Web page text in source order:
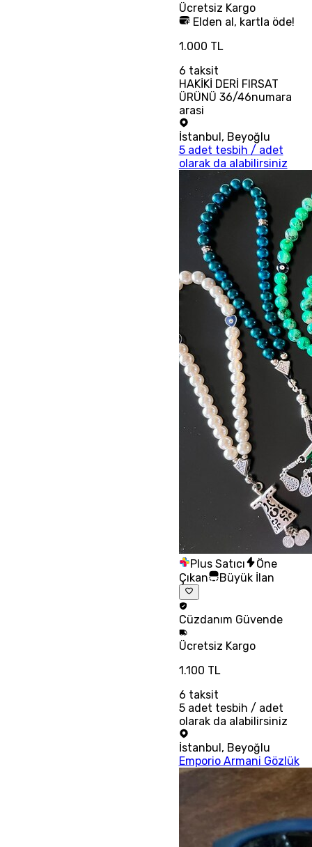
Ücretsiz Kargo
Elden al, kartla öde!
1.000 TL
6 taksit
HAKİKİ DERİ FIRSAT
ÜRÜNÜ 36/46numara
arasi
İstanbul, Beyoğlu
5 adet tesbih / adet
olarak da alabilirsiniz
Plus Satıcı
Öne
Çıkan
Büyük İlan
Cüzdanım Güvende
Ücretsiz Kargo
1.100 TL
6 taksit
5 adet tesbih / adet
olarak da alabilirsiniz
İstanbul, Beyoğlu
Emporio Armani Gözlük